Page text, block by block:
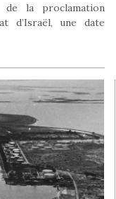
la proclamation
d’Israël, une date